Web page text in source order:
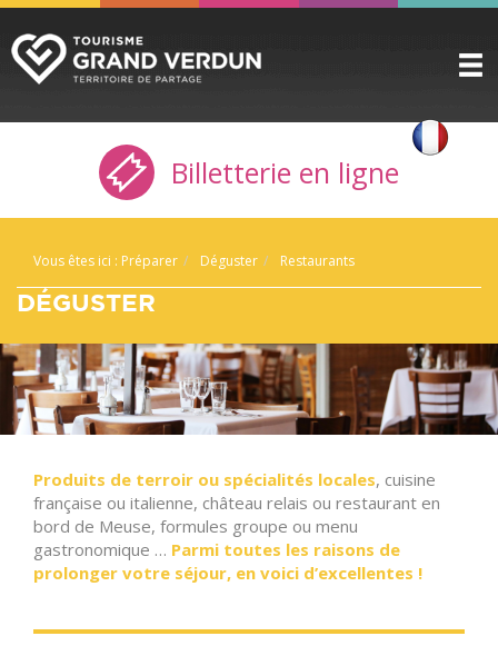
DÉCOUVRIR
A VOIR / A FAIRE
INFOS PRATIQUES
ESPACE PRO
CITADELLE
BILLETTERIE
Billetterie en ligne
Vous êtes ici : Préparer Déguster Restaurants
DÉGUSTER
Produits de terroir ou spécialités locales, cuisine
française ou italienne, château relais ou restaurant en
bord de Meuse, formules groupe ou menu
gastronomique … Parmi toutes les raisons de
prolonger votre séjour, en voici d’excellentes !